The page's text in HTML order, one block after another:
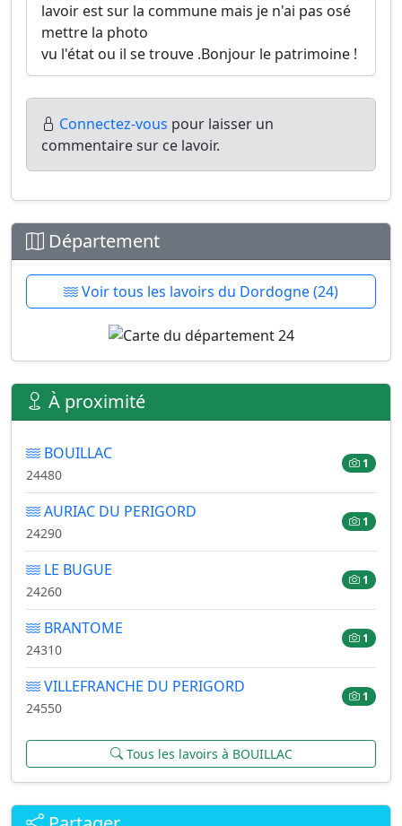
lavoir est sur la commune mais je n'ai pas osé
mettre la photo
vu l'état ou il se trouve .Bonjour le patrimoine !
Connectez-vous pour laisser un
commentaire sur ce lavoir.
Département
Voir tous les lavoirs du Dordogne (24)
À proximité
BOUILLAC
24480
1
AURIAC DU PERIGORD
24290
1
LE BUGUE
24260
1
BRANTOME
24310
1
VILLEFRANCHE DU PERIGORD
24550
1
Tous les lavoirs à BOUILLAC